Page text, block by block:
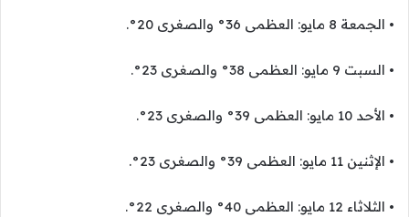
• الجمعة 8 مايو: العظمى 36° والصغرى 20°.
• السبت 9 مايو: العظمى 38° والصغرى 23°.
• الأحد 10 مايو: العظمى 39° والصغرى 23°.
• الإثنين 11 مايو: العظمى 39° والصغرى 23°.
• الثلاثاء 12 مايو: العظمى 40° والصغرى 22°.